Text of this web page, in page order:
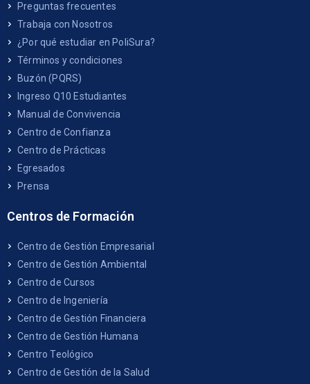
Preguntas frecuentes
Trabaja con Nosotros
¿Por qué estudiar en PoliSura?
Términos y condiciones
Buzón (PQRS)
Ingreso Q10 Estudiantes
Manual de Convivencia
Centro de Confianza
Centro de Prácticas
Egresados
Prensa
Centros de Formación
Centro de Gestión Empresarial
Centro de Gestión Ambiental
Centro de Cursos
Centro de Ingeniería
Centro de Gestión Financiera
Centro de Gestión Humana
Centro Teológico
Centro de Gestión de la Salud